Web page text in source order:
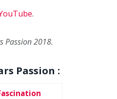
.
Passion 2018.
Passion :